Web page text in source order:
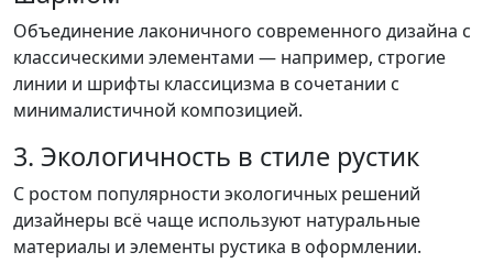
Объединение лаконичного современного дизайна с
классическими элементами — например, строгие
линии и шрифты классицизма в сочетании с
минималистичной композицией.
3. Экологичность в стиле рустик
С ростом популярности экологичных решений
дизайнеры всё чаще используют натуральные
материалы и элементы рустика в оформлении.